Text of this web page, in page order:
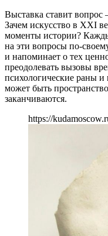
Выставка ставит вопрос
Зачем искусство в XXI
моменты истории?
на эти вопросы по-
и напоминает о тех
преодолевать вызовы
психологические раны и
может быть
заканчиваются.
https://